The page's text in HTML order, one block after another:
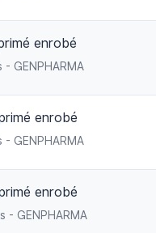
enrobé
GENPHARMA
enrobé
GENPHARMA
enrobé
- GENPHARMA